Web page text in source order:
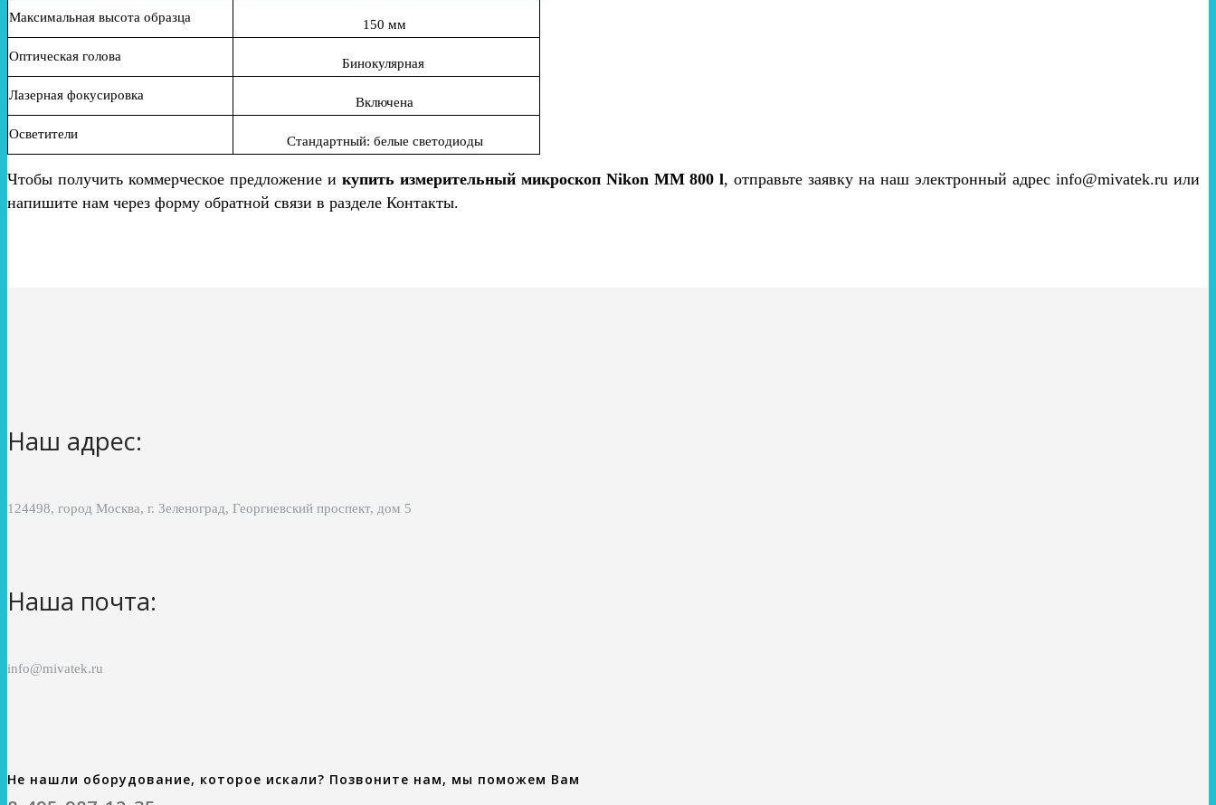
Максимальная высота образца 150 мм
Оптическая голова Бинокулярная
Лазерная фокусировка Включена
Осветители Стандартный: белые светодиоды
Чтобы получить коммерческое предложение и купить измерительный микроскоп Nikon MM 800 l, отправьте заявку на наш электронный адрес info@mivatek.ru или
напишите нам через форму обратной связи в разделе Контакты.
Наш адрес:
124498, город Москва, г. Зеленоград, Георгиевский проспект, дом 5
Наша почта:
info@mivatek.ru
Не нашли оборудование, которое искали? Позвоните нам, мы поможем Вам